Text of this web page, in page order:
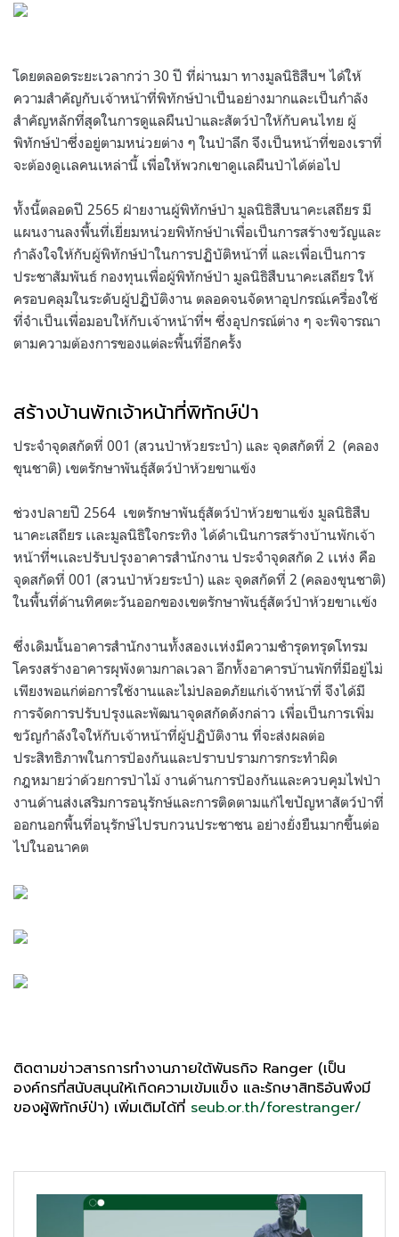
โดยตลอดระยะเวลากว่า 30 ปี ที่ผ่านมา ทางมูลนิธิสืบฯ ได้ให้
ความสำคัญกับเจ้าหน้าที่พิทักษ์ป่าเป็นอย่างมากและเป็นกำลัง
สำคัญหลักที่สุดในการดูแลผืนป่าและสัตว์ป่าให้กับคนไทย ผู้
พิทักษ์ป่าซึ่งอยู่ตามหน่วยต่าง ๆ ในป่าลึก จึงเป็นหน้าที่ของเราที่
จะต้องดูเเลคนเหล่านี้ เพื่อให้พวกเขาดูเเลผืนป่าได้ต่อไป
ทั้งนี้ตลอดปี 2565 ฝ่ายงานผู้พิทักษ์ป่า มูลนิธิสืบนาคะเสถียร มี
แผนงานลงพื้นที่เยี่ยมหน่วยพิทักษ์ป่าเพื่อเป็นการสร้างขวัญและ
กำลังใจให้กับผู้พิทักษ์ป่าในการปฏิบัติหน้าที่ และเพื่อเป็นการ
ประชาสัมพันธ์ กองทุนเพื่อผู้พิทักษ์ป่า มูลนิธิสืบนาคะเสถียร ให้
ครอบคลุมในระดับผู้ปฏิบัติงาน ตลอดจนจัดหาอุปกรณ์เครื่องใช้
ที่จำเป็นเพื่อมอบให้กับเจ้าหน้าที่ฯ ซึ่งอุปกรณ์ต่าง ๆ จะพิจารณา
ตามความต้องการของแต่ละพื้นที่อีกครั้ง
สร้างบ้านพักเจ้าหน้าที่พิทักษ์ป่า
ประจำจุดสกัดที่ 001 (สวนป่าห้วยระบำ) และ จุดสกัดที่ 2 (คลอง
ขุนชาติ) เขตรักษาพันธุ์สัตว์ป่าห้วยขาแข้ง
ช่วงปลายปี 2564 เขตรักษาพันธุ์สัตว์ป่าห้วยขาแข้ง มูลนิธิสืบ
นาคะเสถียร เเละมูลนิธิใจกระทิง ได้ดำเนินการสร้างบ้านพักเจ้า
หน้าที่ฯเเละปรับปรุงอาคารสำนักงาน ประจำจุดสกัด 2 เเห่ง คือ
จุดสกัดที่ 001 (สวนป่าห้วยระบำ) และ จุดสกัดที่ 2 (คลองขุนชาติ)
ในพื้นที่ด้านทิศตะวันออกของเขตรักษาพันธุ์สัตว์ป่าห้วยขาเเข้ง
ซึ่งเดิมนั้นอาคารสำนักงานทั้งสองเเห่งมีความชำรุดทรุดโทรม
โครงสร้างอาคารผุพังตามกาลเวลา อีกทั้งอาคารบ้านพักที่มีอยู่ไม่
เพียงพอแก่ต่อการใช้งานและไม่ปลอดภัยแก่เจ้าหน้าที่ จึงได้มี
การจัดการปรับปรุงและพัฒนาจุดสกัดดังกล่าว เพื่อเป็นการเพิ่ม
ขวัญกำลังใจให้กับเจ้าหน้าที่ผู้ปฏิบัติงาน ที่จะส่งผลต่อ
ประสิทธิภาพในการป้องกันและปราบปรามการกระทำผิด
กฎหมายว่าด้วยการป่าไม้ งานด้านการป้องกันและควบคุมไฟป่า
งานด้านส่งเสริมการอนุรักษ์และการติดตามแก้ไขปัญหาสัตว์ป่าที่
ออกนอกพื้นที่อนุรักษ์ไปรบกวนประชาชน อย่างยั่งยืนมากขึ้นต่อ
ไปในอนาคต
ติดตามข่าวสารการทำงานภายใต้พันธกิจ Ranger (เป็น
องค์กรที่สนับสนุนให้เกิดความเข้มแข็ง และรักษาสิทธิอันพึงมี
ของผู้พิทักษ์ป่า) เพิ่มเติมได้ที่ seub.or.th/forestranger/